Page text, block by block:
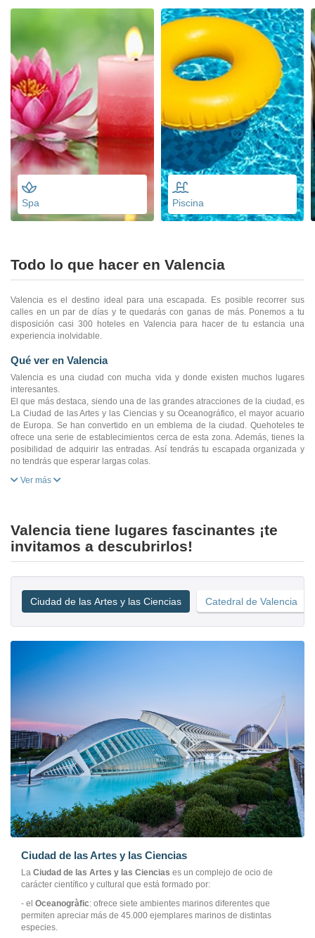
Spa Piscina
Todo lo que hacer en Valencia
Valencia es el destino ideal para una escapada. Es posible recorrer sus
calles en un par de días y te quedarás con ganas de más. Ponemos a tu
disposición casi 300 hoteles en Valencia para hacer de tu estancia una
experiencia inolvidable.
Qué ver en Valencia
Valencia es una ciudad con mucha vida y donde existen muchos lugares
interesantes.
El que más destaca, siendo una de las grandes atracciones de la ciudad, es
La Ciudad de las Artes y las Ciencias y su Oceanográfico, el mayor acuario
de Europa. Se han convertido en un emblema de la ciudad. Quehoteles te
ofrece una serie de establecimientos cerca de esta zona. Además, tienes la
posibilidad de adquirir las entradas. Así tendrás tu escapada organizada y
no tendrás que esperar largas colas.
Ver más
Valencia tiene lugares fascinantes ¡te
invitamos a descubrirlos!
Ciudad de las Artes y las Ciencias Catedral de Valencia
Ciudad de las Artes y las Ciencias
La Ciudad de las Artes y las Ciencias es un complejo de ocio de
carácter científico y cultural que está formado por:
- el Oceanogràfic: ofrece siete ambientes marinos diferentes que
permiten apreciar más de 45.000 ejemplares marinos de distintas
especies.